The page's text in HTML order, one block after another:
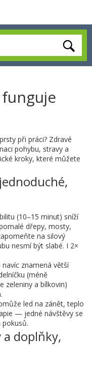
při práci? Zdravé
pohybu, stravy a
kroky, které můžete
(10–15 minut) sníží
dřepy, mosty,
na silový
nesmí být slabé. I 2×
znamená větší
(méně
zeleniny a bílkovin)
led na zánět, teplo
— jedné návštěvy se
doplňky,